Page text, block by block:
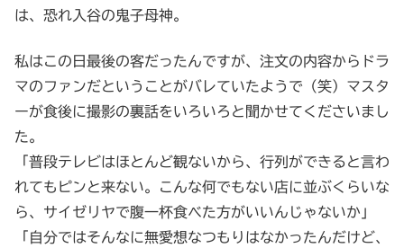
は、恐れ入谷の鬼子母神。
私はこの日最後の客だったんですが、注文の内容からドラ
マのファンだということがバレていたようで（笑）マスタ
ーが食後に撮影の裏話をいろいろと聞かせてくださいまし
た。
「普段テレビはほとんど観ないから、行列ができると言わ
れてもピンと来ない。こんな何でもない店に並ぶくらいな
ら、サイゼリヤで腹一杯食べた方がいいんじゃないか」
「自分ではそんなに無愛想なつもりはなかったんだけど、